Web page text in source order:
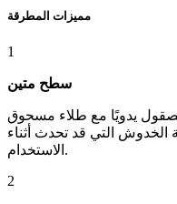
مميزات المطرقة
1
سطح متين
يدويًا مع طلاء مسحوق
التي قد تحدث أثناء
الاستخدام.
2